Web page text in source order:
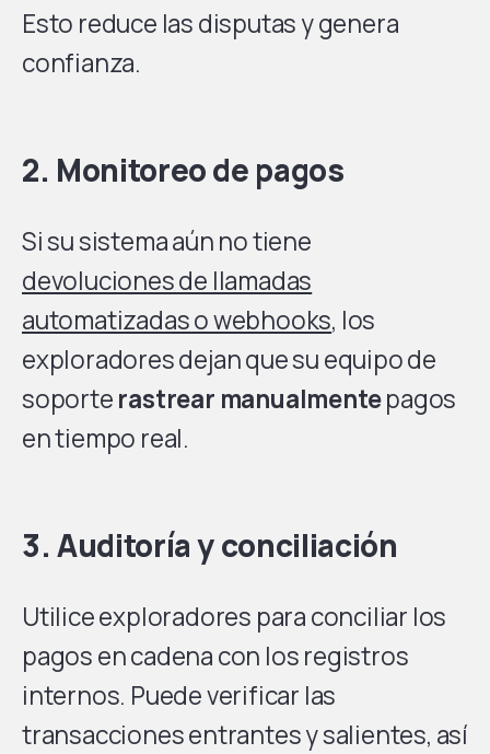
Esto reduce las disputas y genera
confianza.
2. Monitoreo de pagos
Si su sistema aún no tiene
devoluciones de llamadas
automatizadas o webhooks, los
exploradores dejan que su equipo de
soporterastrear manualmentepagos
en tiempo real.
3. Auditoría y conciliación
Utilice exploradores para conciliar los
pagos en cadena con los registros
internos. Puede verificar las
transacciones entrantes y salientes, así